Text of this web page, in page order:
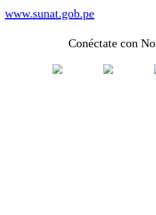
www.sunat.gob.pe
Conéctate con